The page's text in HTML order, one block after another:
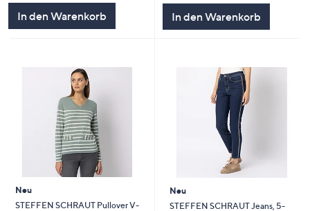
In den Warenkorb In den Warenkorb
Neu
STEFFEN SCHRAUT Pullover V-
Neu
STEFFEN SCHRAUT Jeans, 5-